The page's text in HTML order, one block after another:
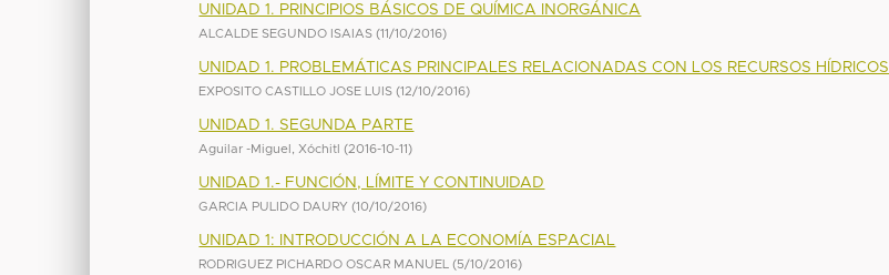
UNIDAD 1. PRINCIPIOS BÁSICOS DE QUÍMICA INORGÁNICA
ALCALDE SEGUNDO ISAIAS (11/10/2016)
UNIDAD 1. PROBLEMÁTICAS PRINCIPALES RELACIONADAS CON LOS RECURSOS HÍDRICOS
EXPOSITO CASTILLO JOSE LUIS (12/10/2016)
UNIDAD 1. SEGUNDA PARTE
Aguilar -Miguel, Xóchitl (2016-10-11)
UNIDAD 1.- FUNCIÓN, LÍMITE Y CONTINUIDAD
GARCIA PULIDO DAURY (10/10/2016)
UNIDAD 1: INTRODUCCIÓN A LA ECONOMÍA ESPACIAL
RODRIGUEZ PICHARDO OSCAR MANUEL (5/10/2016)